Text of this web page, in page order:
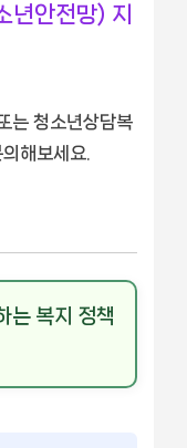
년안전망) 지
는 청소년상담복
해보세요.
는 복지 정책